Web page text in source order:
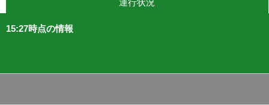
運行状況
15:27時点の情報